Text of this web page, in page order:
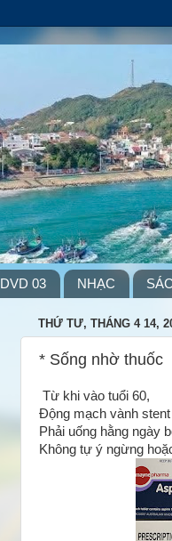
DVD 03 NHẠC
THỨ TƯ, THÁNG 4 14,
* Sống nhờ thuốc
Từ khi vào tuổi 60,
Động mạch vành stent
Phải uống hằng ngày
Không tự ý ngừng